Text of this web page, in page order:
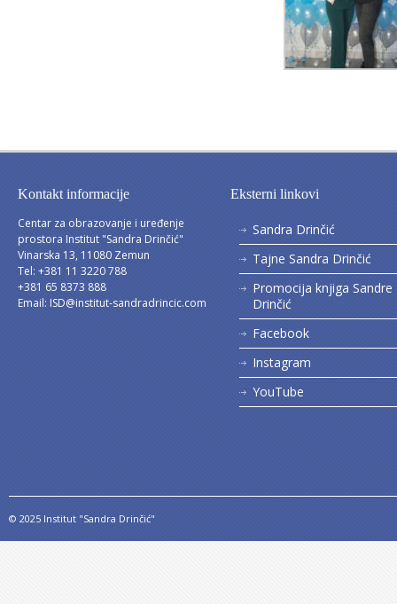
Kontakt informacije
Centar za obrazovanje i uređenje
prostora Institut "Sandra Drinčić"
Vinarska 13, 11080 Zemun
Tel: +381 11 3220 788
+381 65 8373 888
Email: ISD@institut-sandradrincic.com
Eksterni linkovi
Sandra Drinčić
Tajne Sandra Drinčić
Promocija knjiga Sandre
Drinčić
Facebook
Instagram
YouTube
© 2025 Institut "Sandra Drinčić"